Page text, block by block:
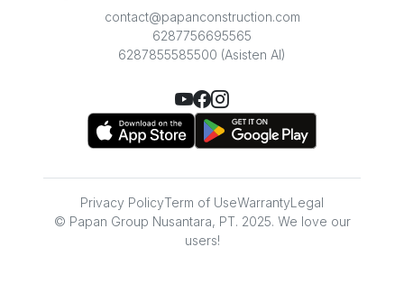
contact@papanconstruction.com
6287756695565
6287855585500 (Asisten AI)
Privacy PolicyTerm of UseWarrantyLegal
© Papan Group Nusantara, PT. 2025. We love our
users!